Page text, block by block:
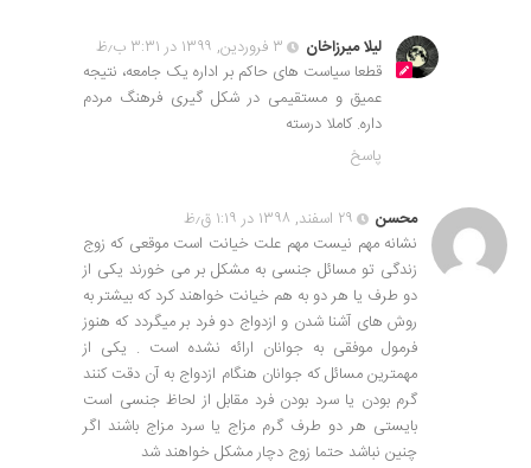
لیلا میرزاخان
۳ فروردین, ۱۳۹۹ در ۳:۳۱ ب٫ظ
قطعا سیاست های حاکم بر اداره یک جامعه، نتیجه
عمیق و مستقیمی در شکل گیری فرهنگ مردم
داره. کاملا درسته
پاسخ
محسن
۲۹ اسفند, ۱۳۹۸ در ۱:۱۹ ق٫ظ
نشانه مهم نیست مهم علت خیانت است موقعی که زوج
زندگی تو مسائل جنسی به مشکل بر می خورند یکی از
دو طرف یا هر دو به هم خیانت خواهند کرد که بیشتر به
روش های آشنا شدن و ازدواج دو فرد بر میگردد که هنوز
فرمول موفقی به جوانان ارائه نشده است . یکی از
مهمترین مسائل که جوانان هنگام ازدواج به آن دقت کنند
گرم بودن یا سرد بودن فرد مقابل از لحاظ جنسی است
بایستی هر دو طرف گرم مزاج یا سرد مزاج باشند اگر
چنین نباشد حتما زوج دچار مشکل خواهند شد